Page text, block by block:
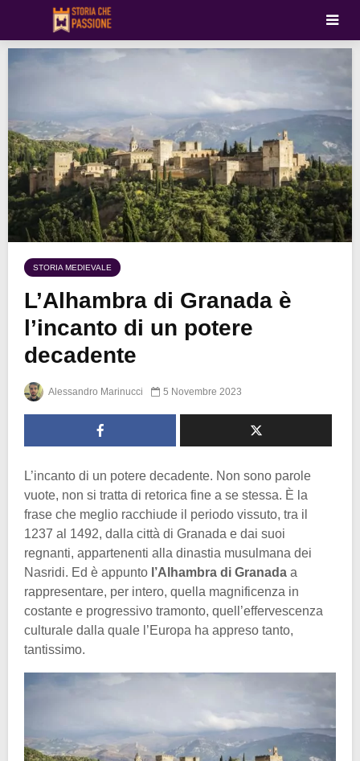
STORIA MEDIEVALE
L’Alhambra di Granada è
l’incanto di un potere
decadente
Alessandro Marinucci 5 Novembre 2023
L’incanto di un potere decadente. Non sono parole
vuote, non si tratta di retorica fine a se stessa. È la
frase che meglio racchiude il periodo vissuto, tra il
1237 al 1492, dalla città di Granada e dai suoi
regnanti, appartenenti alla dinastia musulmana dei
Nasridi. Ed è appunto l’Alhambra di Granada a
rappresentare, per intero, quella magnificenza in
costante e progressivo tramonto, quell’effervescenza
culturale dalla quale l’Europa ha appreso tanto,
tantissimo.